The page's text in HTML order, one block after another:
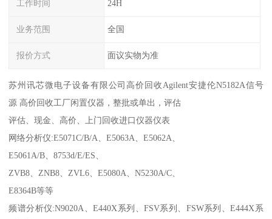
工作时间 24H
业务范围 全国
报价方式 面议实物为准
苏州讯芯微电子设备有限公司高价回收Agilent安捷伦N5182A信号
源 高价回收工厂闲置仪器，整批或单出，评估
评估、现金、高价、上门回收进口仪器仪表
网络分析仪:E5071C/B/A、E5063A、E5062A、
E5061A/B、8753d/E/ES、
ZVB8、ZNB8、ZVL6、E5080A、N5230A/C、
E8364B等等
频谱分析仪:N9020A、E440X系列、FSV系列、FSW系列、E444X系